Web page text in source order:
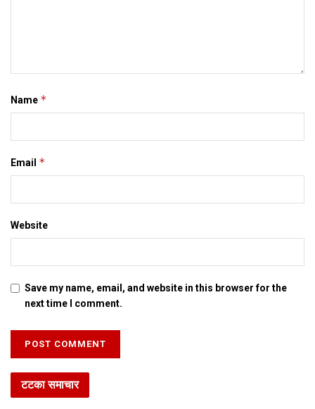
Name *
Email *
Website
Save my name, email, and website in this browser for the
next time I comment.
टटका समाचार